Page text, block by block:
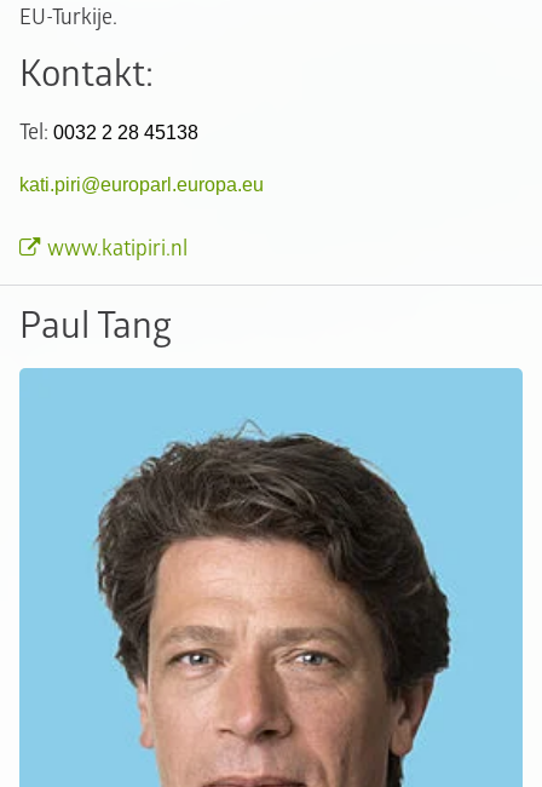
EU-Turkije.
Kontakt:
Tel: 0032 2 28 45138
kati.piri@europarl.europa.eu
www.katipiri.nl
Paul Tang